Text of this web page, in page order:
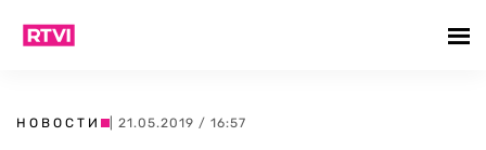
НОВОСТИ | 21.05.2019 / 16:57